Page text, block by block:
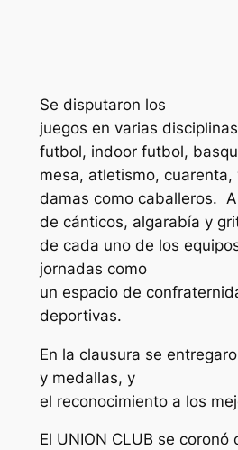
Se disputaron los
juegos en varias
futbol, indoor futbol,
mesa, atletismo,
damas como caballeros.
de cánticos, algarabía y
de cada uno de los
jornadas como
un espacio de
deportivas.
En la clausura se
y medallas, y
el reconocimiento a los
El UNION CLUB se coronó